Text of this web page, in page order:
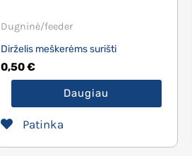
Dugninė/feeder
Dirželis meškerėms surišti
0,50€
Daugiau
Patinka